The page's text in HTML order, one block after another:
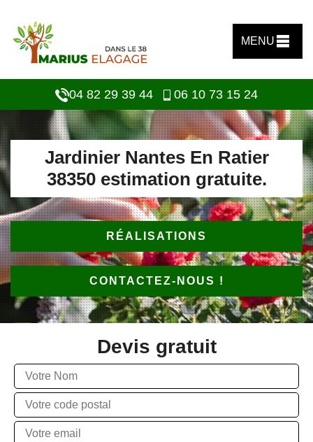
MENU
04 82 29 39 44 06 10 73 15 24
Jardinier Nantes En Ratier
38350 estimation gratuite.
RÉALISATIONS
CONTACTEZ-NOUS !
Devis gratuit